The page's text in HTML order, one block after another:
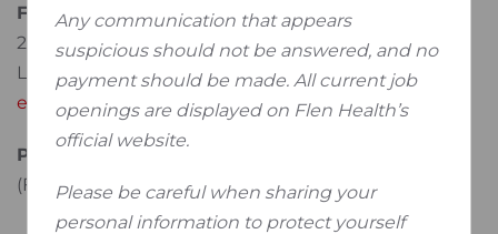
Flen Health SA
29, Rue Henri Koch
L-4354 Esch-sur-Alzette
export@flenhealth.com
Products available in Algeria:
(Flamigel
Any communication that appears
suspicious should not be answered, and no
payment should be made. All current job
openings are displayed on Flen Health’s
official website.
Please be careful when sharing your
personal information to protect yourself